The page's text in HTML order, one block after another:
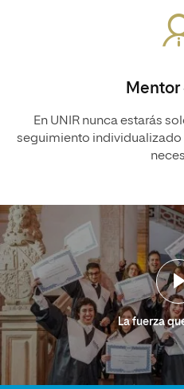
Mentor
En UNIR nunca estarás
seguimiento individualizado
La fuerza